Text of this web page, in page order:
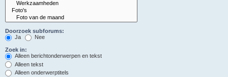
Doorzoek subforums:
Ja
Nee
Zoek in:
Alleen berichtonderwerpen en tekst
Alleen tekst
Alleen onderwerptitels